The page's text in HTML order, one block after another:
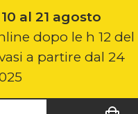
al 21 agosto
dopo le h 12 del
a partire dal 24